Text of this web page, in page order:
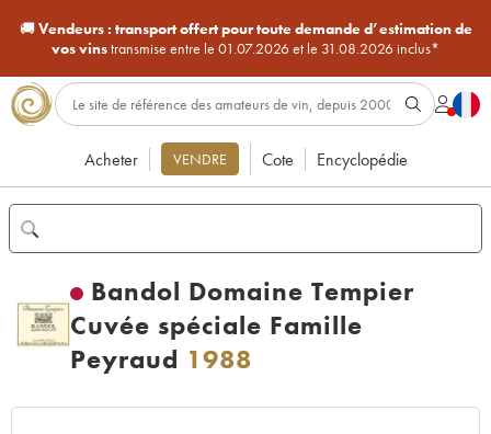
🚚Vendeurs : transport offert pour toute demande d’estimation de
vos vinstransmise entre le 01.07.2026 et le 31.08.2026 inclus*
Acheter VENDRE Cote Encyclopédie
Bandol Domaine Tempier
Cuvée spéciale Famille
Peyraud 1988